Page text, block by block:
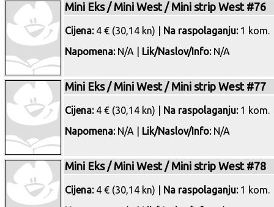
Mini Eks / Mini West / Mini strip West #76
Cijena:4 € (30,14 kn) | Na raspolaganju:1 kom.
Napomena:N/A | Lik/Naslov/Info:N/A
Mini Eks / Mini West / Mini strip West #77
Cijena:4 € (30,14 kn) | Na raspolaganju:1 kom.
Napomena:N/A | Lik/Naslov/Info:N/A
Mini Eks / Mini West / Mini strip West #78
Cijena:4 € (30,14 kn) | Na raspolaganju:1 kom.